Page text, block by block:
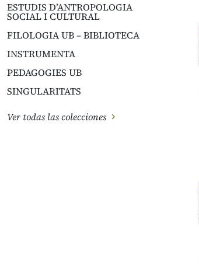
ESTUDIS D’ANTROPOLOGIA
SOCIAL I CULTURAL
FILOLOGIA UB – BIBLIOTECA
INSTRUMENTA
PEDAGOGIES UB
SINGULARITATS
Ver todas las colecciones